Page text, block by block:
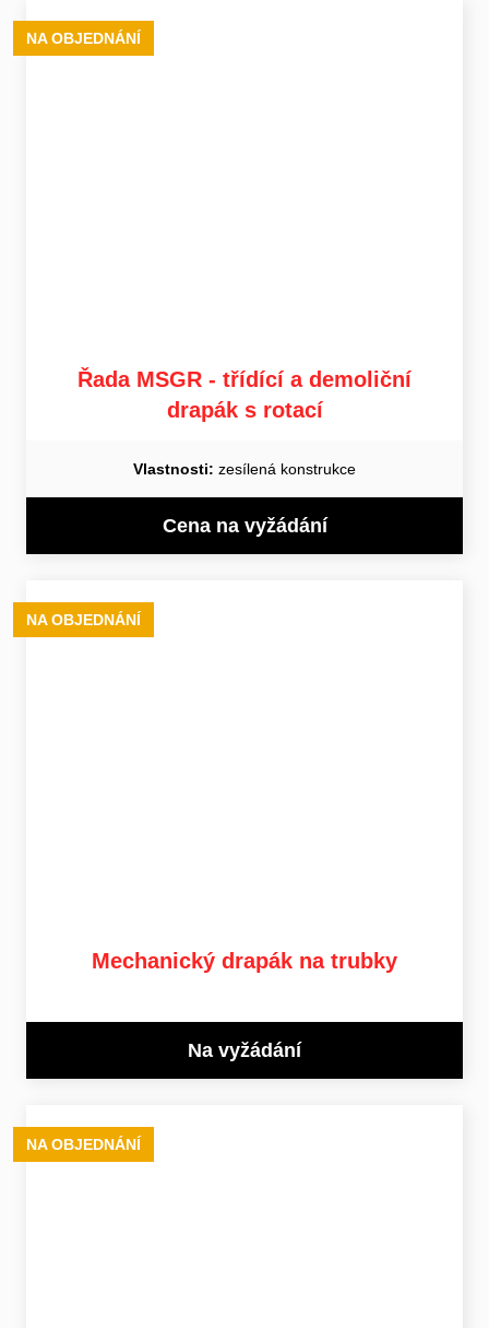
NA OBJEDNÁNÍ
Řada MSGR - třídící a demoliční
drapák s rotací
Vlastnosti: zesílená konstrukce
Cena na vyžádání
NA OBJEDNÁNÍ
Mechanický drapák na trubky
Na vyžádání
NA OBJEDNÁNÍ